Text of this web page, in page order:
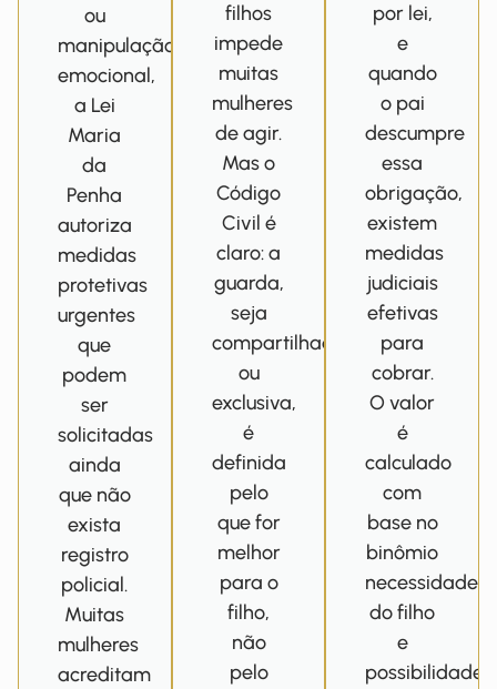
ou
manipulação
emocional,
a Lei
Maria
da
Penha
autoriza
medidas
protetivas
urgentes
que
podem
ser
solicitadas
ainda
que não
exista
registro
policial.
Muitas
mulheres
acreditam
filhos
impede
muitas
mulheres
de agir.
Mas o
Código
Civil é
claro: a
guarda,
seja
compartilhada
ou
exclusiva,
é
definida
pelo
que for
melhor
para o
filho,
não
pelo
por lei,
e
quando
o pai
descumpre
essa
obrigação,
existem
medidas
judiciais
efetivas
para
cobrar.
O valor
é
calculado
com
base no
binômio
necessidade
do filho
e
possibilidade